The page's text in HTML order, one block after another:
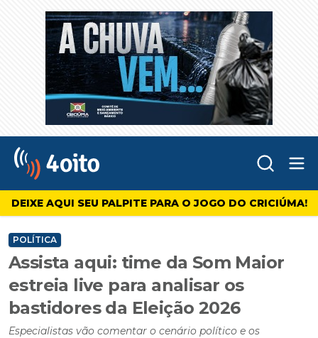
4oito
DEIXE AQUI SEU PALPITE PARA O JOGO DO CRICIÚMA!
POLÍTICA
Assista aqui: time da Som Maior
estreia live para analisar os
bastidores da Eleição 2026
Especialistas vão comentar o cenário político e os